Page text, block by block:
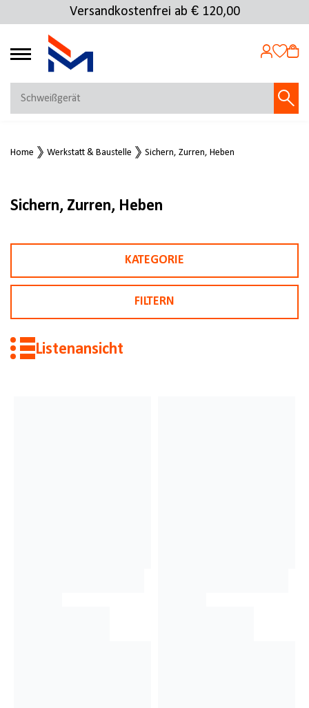
Versandkostenfrei ab € 120,00
4.69
MEIN KONTO
Jetzt anmelden
Jetzt registrieren
Home Werkstatt & Baustelle Sichern, Zurren, Heben
Sichern, Zurren, Heben
KATEGORIE
FILTERN
Listenansicht